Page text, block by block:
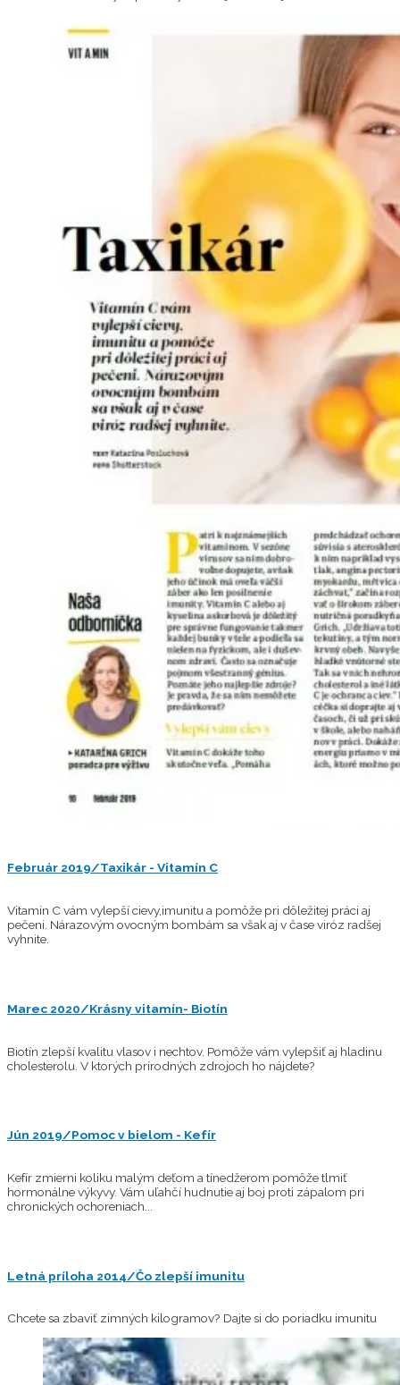
Február 2019/Taxikár - Vitamín C
Vitamín C vám vylepší cievy,imunitu a pomôže pri dôležitej práci aj
pečeni. Nárazovým ovocným bombám sa však aj v čase viróz radšej
vyhnite.
Marec 2020/Krásny vitamín- Biotín
Biotín zlepší kvalitu vlasov i nechtov. Pomôže vám vylepšiť aj hladinu
cholesterolu. V ktorých prírodných zdrojoch ho nájdete?
Jún 2019/Pomoc v bielom - Kefír
Kefír zmierni koliku malým deťom a tínedžerom pomôže tlmiť
hormonálne výkyvy. Vám uľahčí hudnutie aj boj proti zápalom pri
chronických ochoreniach...
Letná príloha 2014/Čo zlepší imunitu
Chcete sa zbaviť zimných kilogramov? Dajte si do poriadku imunitu